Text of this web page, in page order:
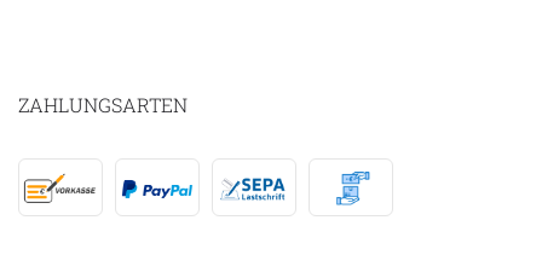
ZAHLUNGSARTEN